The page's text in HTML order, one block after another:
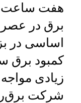
هفت ساعت
برق در عصر
اساسی در
کمبود برق
زیادی
شرکت